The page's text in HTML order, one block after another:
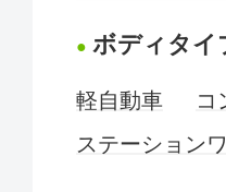
ボディタイ
軽自動車 コ
ステーション